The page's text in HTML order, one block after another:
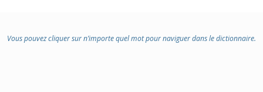
Vous pouvez cliquer sur n’importe quel mot pour naviguer dans le dictionnaire.